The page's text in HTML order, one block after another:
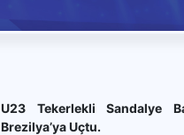
U23 Tekerlekli Sandalye
Brezilya’ya Uçtu.